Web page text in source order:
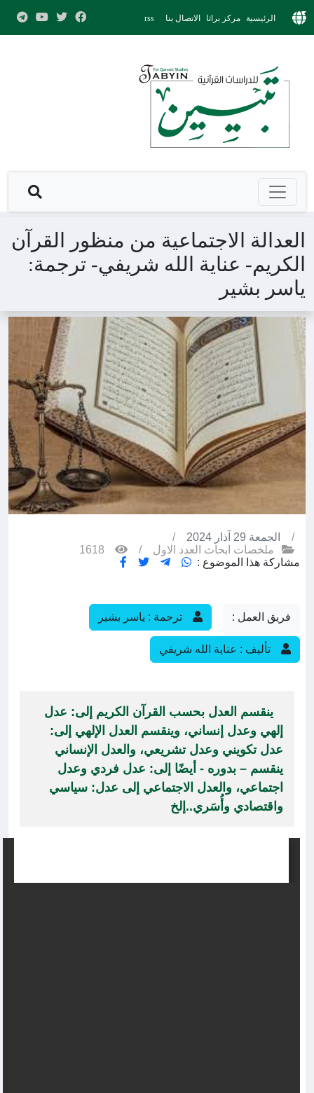
الرئيسية مركز براثا الاتصال بنا rss
العدالة الاجتماعية من منظور القرآن
الكريم- عناية الله شريفي- ترجمة:
ياسر بشير
الجمعة 29 آذار 2024
ملخصات ابحاث العدد الاول
مشاركة هذا الموضوع :
فريق العمل : ترجمة : ياسر بشير
تأليف : عناية الله شريفي
ينقسم العدل بحسب القرآن الكريم إلى: عدل
إلهي وعدل إنساني، وينقسم العدل الإلهي إلى:
عدل تكويني وعدل تشريعي، والعدل الإنساني
ينقسم – بدوره - أيضًا إلى: عدل فردي وعدل
اجتماعي، والعدل الاجتماعي إلى عدل: سياسي
واقتصادي وأُسَري..إلخ